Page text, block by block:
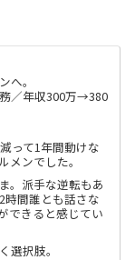
。
／年収300万→380
って1年間動けな
メンでした。
。派手な逆転もあ
時間誰とも話さな
できると感じてい
選択肢。